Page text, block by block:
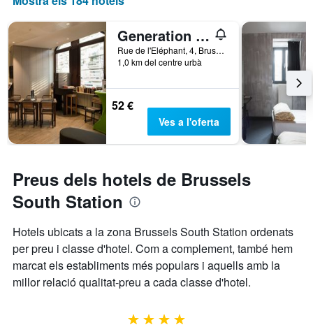
Generation Europe Youth Hostel
Rue de l'Eléphant, 4, Brussel·les, Bèlgica
1,0 km del centre urbà
52 €
Ves a l'oferta
Preus dels hotels de Brussels
South Station
Hotels ubicats a la zona Brussels South Station ordenats
per preu i classe d'hotel. Com a complement, també hem
marcat els establiments més populars i aquells amb la
millor relació qualitat-preu a cada classe d'hotel.
4 estrelles